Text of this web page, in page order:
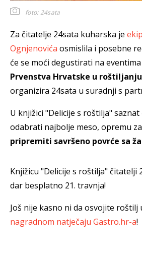
foto: 24sata
Za čitatelje 24sata kuharska je
Ognjenovića osmislila i posebne
će se moći degustirati na
Prvenstva Hrvatske u roštiljanju
organizira 24sata u suradnji s
U knjižici "Delicije s roštilja"
odabrati najbolje meso, opremu
pripremiti savršeno povrće sa
Knjižicu "Delicije s roštilja" čitatelji
dar besplatno 21. travnja!
Još nije kasno ni da osvojite roštilj
nagradnom natječaju Gastro.hr-a!